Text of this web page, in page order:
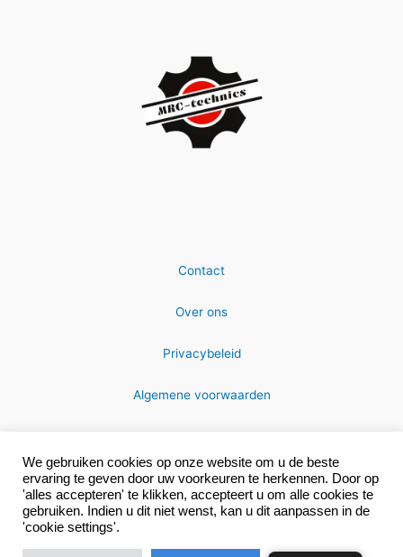
Contact
Over ons
Privacybeleid
Algemene voorwaarden
Copyright © 2026 MRC-technics
We gebruiken cookies op onze website om u de beste
ervaring te geven door uw voorkeuren te herkennen. Door op
'alles accepteren' te klikken, accepteert u om alle cookies te
gebruiken. Indien u dit niet wenst, kan u dit aanpassen in de
'cookie settings'.